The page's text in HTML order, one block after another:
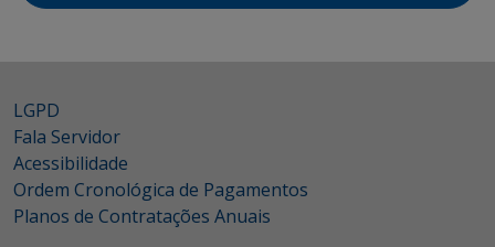
LGPD
Fala Servidor
Acessibilidade
Ordem Cronológica de Pagamentos
Planos de Contratações Anuais